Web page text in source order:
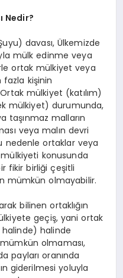
Nedir?
davası, Ülkemizde
mülk edinme veya
ortak mülkiyet veya
kişinin
mülkiyet (katılım)
mülkiyet) durumunda,
taşınmaz malların
veya malın devri
nedenle ortaklar veya
konusunda
fikir birliği çeşitli
mümkün olmayabilir.
bilinen ortaklığın
geçiş, yani ortak
halinde) halinde
olmaması,
payları oranında
giderilmesi yoluyla